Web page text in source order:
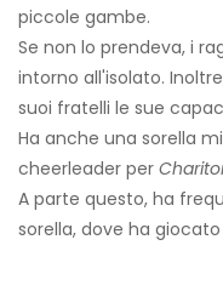
piccole gambe.
Se non lo prendeva, i
intorno all'isolato.
suoi fratelli le sue
Ha anche una sorella
cheerleader per
A parte questo, ha
sorella, dove ha